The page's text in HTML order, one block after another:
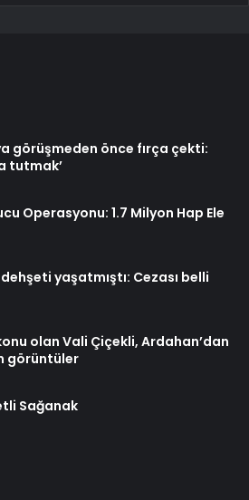
görüşmeden önce fırça çekti:
tutmak’
Operasyonu: 1.7 Milyon Hap Ele
yaşatmıştı: Cezası belli
olan Vali Çiçekli, Ardahan’dan
görüntüler
Sağanak